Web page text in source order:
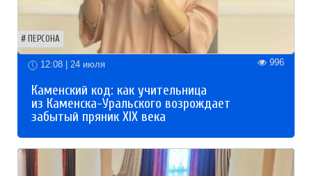
ПЕРСОНА
12:08 | 24 июля 996
Каменский код: как учительница
из Каменска-Уральского возрождает
забытый пряник XIX века